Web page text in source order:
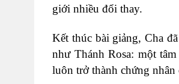
giới nhiều đổi thay.
Kết thúc bài giảng, Cha
như Thánh Rosa: một
luôn trở thành chứng